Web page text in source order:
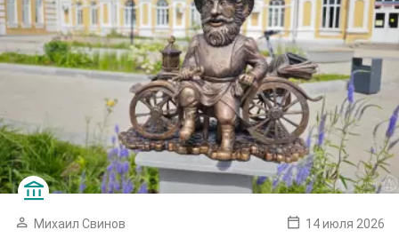
Михаил Свинов 14 июля 2026